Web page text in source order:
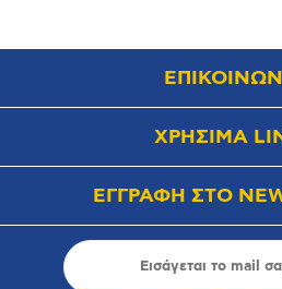
ΧΡΗΣΙΜΑ
ΕΓΓΡΑΦΗ ΣΤΟ